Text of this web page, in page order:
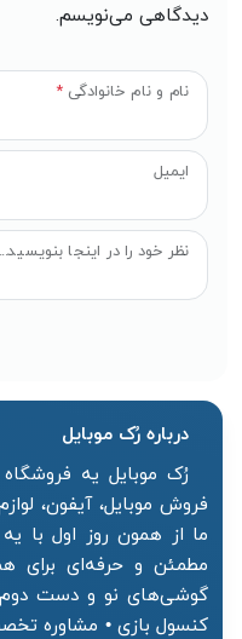
نظر خود را در اینجا بنویسید...
نام و نام خانوادگی *
ایمیل
دیدگاهی می‌نویسم.
درباره رُک‌ موبایل
رُک موبایل یه
فروش موبایل، آیفون،
ما از همون روز اول با
مطمئن و حرفه‌ای برای
گوشی‌های نو و دست دوم،
کنسول بازی • مشاوره